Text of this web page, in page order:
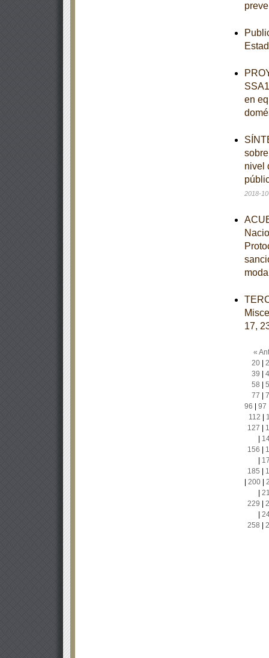
en
nivel
2018-
17,
«
20|
39
58
77
96
97
112
127
156
185
200|
229
258